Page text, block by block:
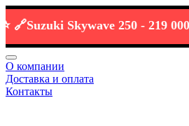
Skywave 250 -219 000 р 💰
О компании
Доставка и оплата
Контакты